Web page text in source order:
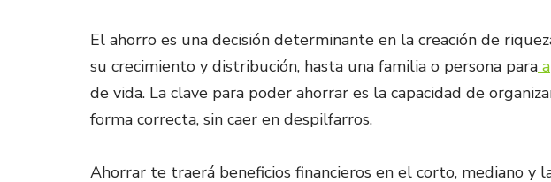
El ahorro es una decisión determinante en la creación de
su crecimiento y distribución, hasta una familia o persona para
de vida. La clave para poder ahorrar es la capacidad de
forma correcta, sin caer en despilfarros.
Ahorrar te traerá beneficios financieros en el corto, mediano y